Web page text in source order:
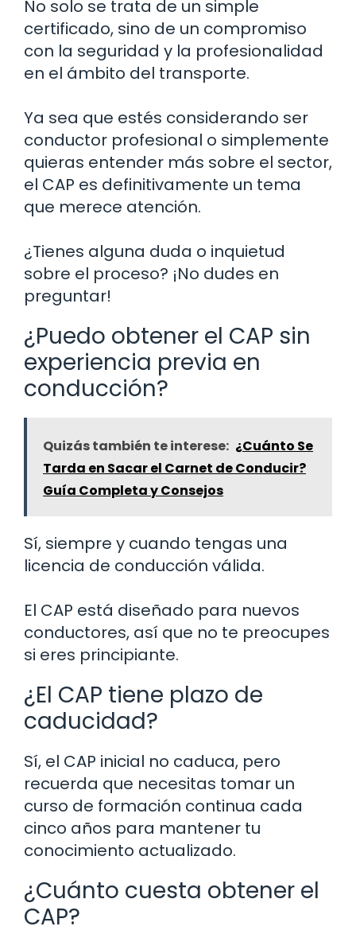
No solo se trata de un simple
certificado, sino de un compromiso
con la seguridad y la profesionalidad
en el ámbito del transporte.
Ya sea que estés considerando ser
conductor profesional o simplemente
quieras entender más sobre el sector,
el CAP es definitivamente un tema
que merece atención.
¿Tienes alguna duda o inquietud
sobre el proceso? ¡No dudes en
preguntar!
¿Puedo obtener el CAP sin
experiencia previa en
conducción?
Quizás también te interese: ¿Cuánto Se
Tarda en Sacar el Carnet de Conducir?
Guía Completa y Consejos
Sí, siempre y cuando tengas una
licencia de conducción válida.
El CAP está diseñado para nuevos
conductores, así que no te preocupes
si eres principiante.
¿El CAP tiene plazo de
caducidad?
Sí, el CAP inicial no caduca, pero
recuerda que necesitas tomar un
curso de formación continua cada
cinco años para mantener tu
conocimiento actualizado.
¿Cuánto cuesta obtener el
CAP?